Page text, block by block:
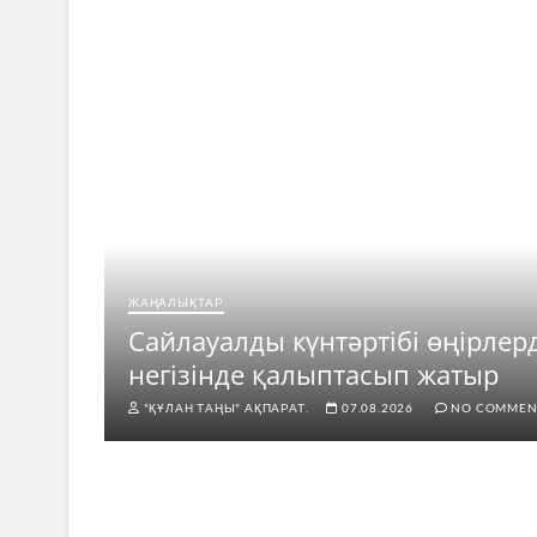
ЖАҢАЛЫҚТАР
Сайлауалды күнтәртібі
негізінде қалыптасып жатыр
"ҚҰЛАН ТАҢЫ" АҚПАРАТ. 07.08.2026 NO